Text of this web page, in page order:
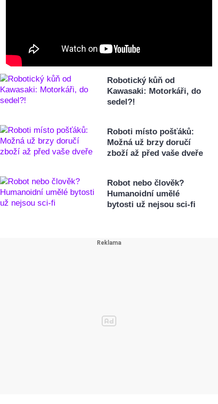
Robotický kůň od
Kawasaki: Motorkáři, do
sedel?!
Roboti místo pošťáků:
Možná už brzy doručí
zboží až před vaše dveře
Robot nebo člověk?
Humanoidní umělé
bytosti už nejsou sci-fi